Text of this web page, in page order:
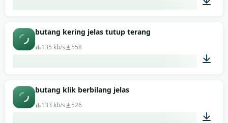
butang kering jelas tutup terang
135 kb/s 558
butang klik berbilang jelas
133 kb/s 526